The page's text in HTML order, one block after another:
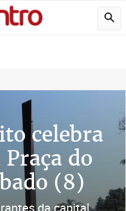
celebra
do
(8)
da capital